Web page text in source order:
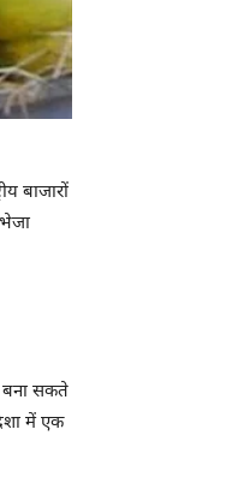
बाजारों
सकते
में एक